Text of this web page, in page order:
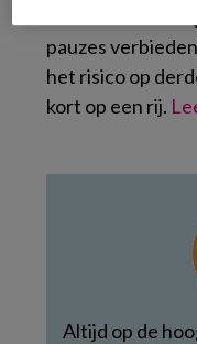
pauzes
het risico op
kort op een rij.
Altijd op de